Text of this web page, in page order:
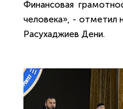
Финансовая
человека», - отметил
Расухаджиев Дени.